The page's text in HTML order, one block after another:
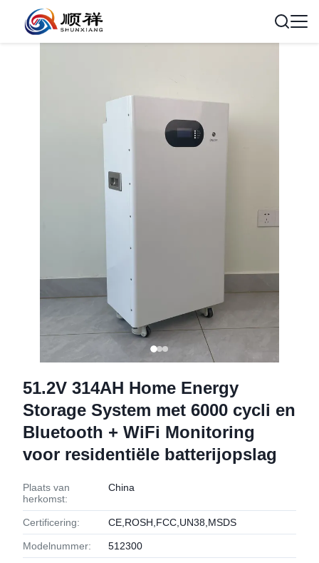
51.2V 314AH Home Energy
Storage System met 6000 cycli en
Bluetooth + WiFi Monitoring
voor residentiële batterijopslag
Plaats van
herkomst:
China
Certificering: CE,ROSH,FCC,UN38,MSDS
Modelnummer: 512300